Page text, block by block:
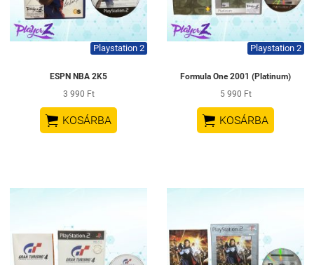
Playstation 2
ESPN NBA 2K5
3 990 Ft
 KOSÁRBA
Playstation 2
Formula One 2001 (Platinum)
5 990 Ft
 KOSÁRBA